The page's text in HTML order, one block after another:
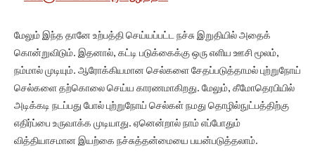
மேலும் இந்த தானே உற்பத்தி செய்யப்பட்ட நச்சு இறுதியில் அதைக்
கொன்றுவிடும். இதனால், கட்டி படுக்கைக்கு ஒரு எளிய ஊசி மூலம்,
நம்மால் முடியும். ஆரோக்கியமான செல்களை சேதப்படுத்தாமல் புற்றுநோய்
செல்களை தற்கொலை செய்ய காரணமாகிறது. மேலும், கீமோதெரபியில்
அடிக்கடி நடப்பது போல் புற்றுநோய் செல்கள் நமது தொழில்நுட்பத்திற்கு
எதிர்ப்பை உருவாக்க முடியாது. ஏனென்றால் நாம் எப்போதும்
வித்தியாசமான இயற்கை நச்சுத்தன்மையை பயன்படுத்தலாம்.